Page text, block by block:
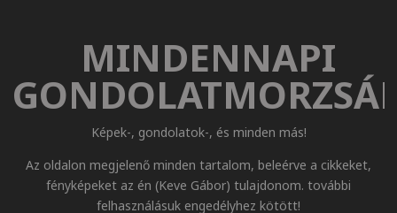
MINDENNAPI
Képek-, gondolatok-, és minden más!
Az oldalon megjelenő minden tartalom, beleérve a cikkeket,
fényképeket az én (Keve Gábor) tulajdonom. további
felhasználásuk engedélyhez kötött!